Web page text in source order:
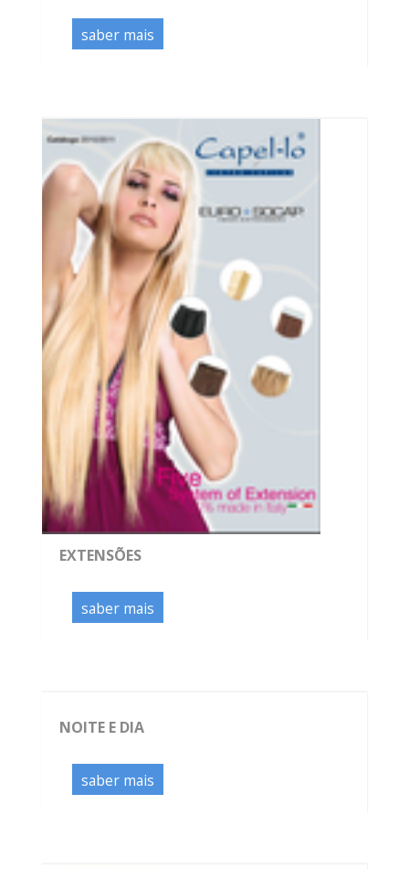
saber mais
EXTENSÕES
saber mais
NOITE E DIA
saber mais